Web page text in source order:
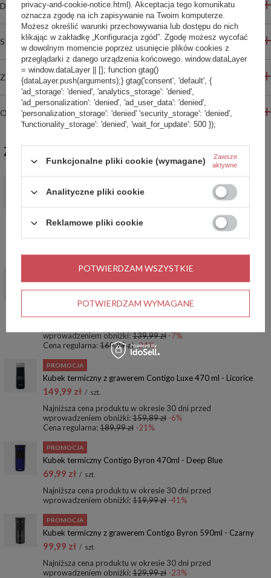
DO POBRANIA
STREFA REKOMENDACJI
ZADAJ PYTANIE
OPINIE
ZABIERZ JESZCZE :)
Kubek termiczny dla Taty Contigo West Loop 2.0 470ml -
119,99 zł
Cena regularna:169,99 zł-29%
PROMOCJA
129,99 zł
wprowadzeniem obniżki:139,99 zł-7%
Cena regularna:169,99 zł-24%
PROMOCJA
Kubek termiczny z grawerem Contigo Luxe 470 ml - Licorice
149,99 zł / szt.
Najniższa cena produktu w okresie 30 dni przed
wprowadzeniem obniżki:159,89 zł -6%
Cena regularna:189,99 zł -21%
PROMOCJA
Kubek termiczny Contigo Byron 470ml - Deep Blue
69,99 zł / szt.
Najniższa cena produktu w okresie 30 dni przed
wprowadzeniem obniżki:119,99 zł -41%
PROMOCJA
Kubek termiczny z grawerem Contigo Byron 590ml - Czarny
99,99 zł / szt.
Najniższa cena produktu w okresie 30 dni przed
wprowadzeniem obniżki:129,99 zł -23%
privacy-and-cookie-notice.html). Akceptacja tego komunikatu
oznacza zgodę na ich zapisywanie na Twoim komputerze.
Możesz określić warunki przechowywania lub dostępu do nich
klikając w zakładkę „Konfiguracja zgód”. Zgodę możesz wycofać
w dowolnym momencie poprzez usunięcie plików cookies z
przeglądarki z danego urządzenia końcowego. window.dataLayer
= window.dataLayer || []; function gtag()
{dataLayer.push(arguments);} gtag('consent', 'default', {
'ad_storage': 'denied', 'analytics_storage': 'denied',
'ad_personalization': 'denied', 'ad_user_data': 'denied',
'personalization_storage': 'denied' 'security_storage': 'denied',
'functionality_storage': 'denied', 'wait_for_update': 500 });
Funkcjonalne pliki cookie (wymagane) Zawsze
aktywne
Analityczne pliki cookie
Reklamowe pliki cookie
POTWIERDZAM WYMAGANE
POTWIERDZAM WSZYSTKIE